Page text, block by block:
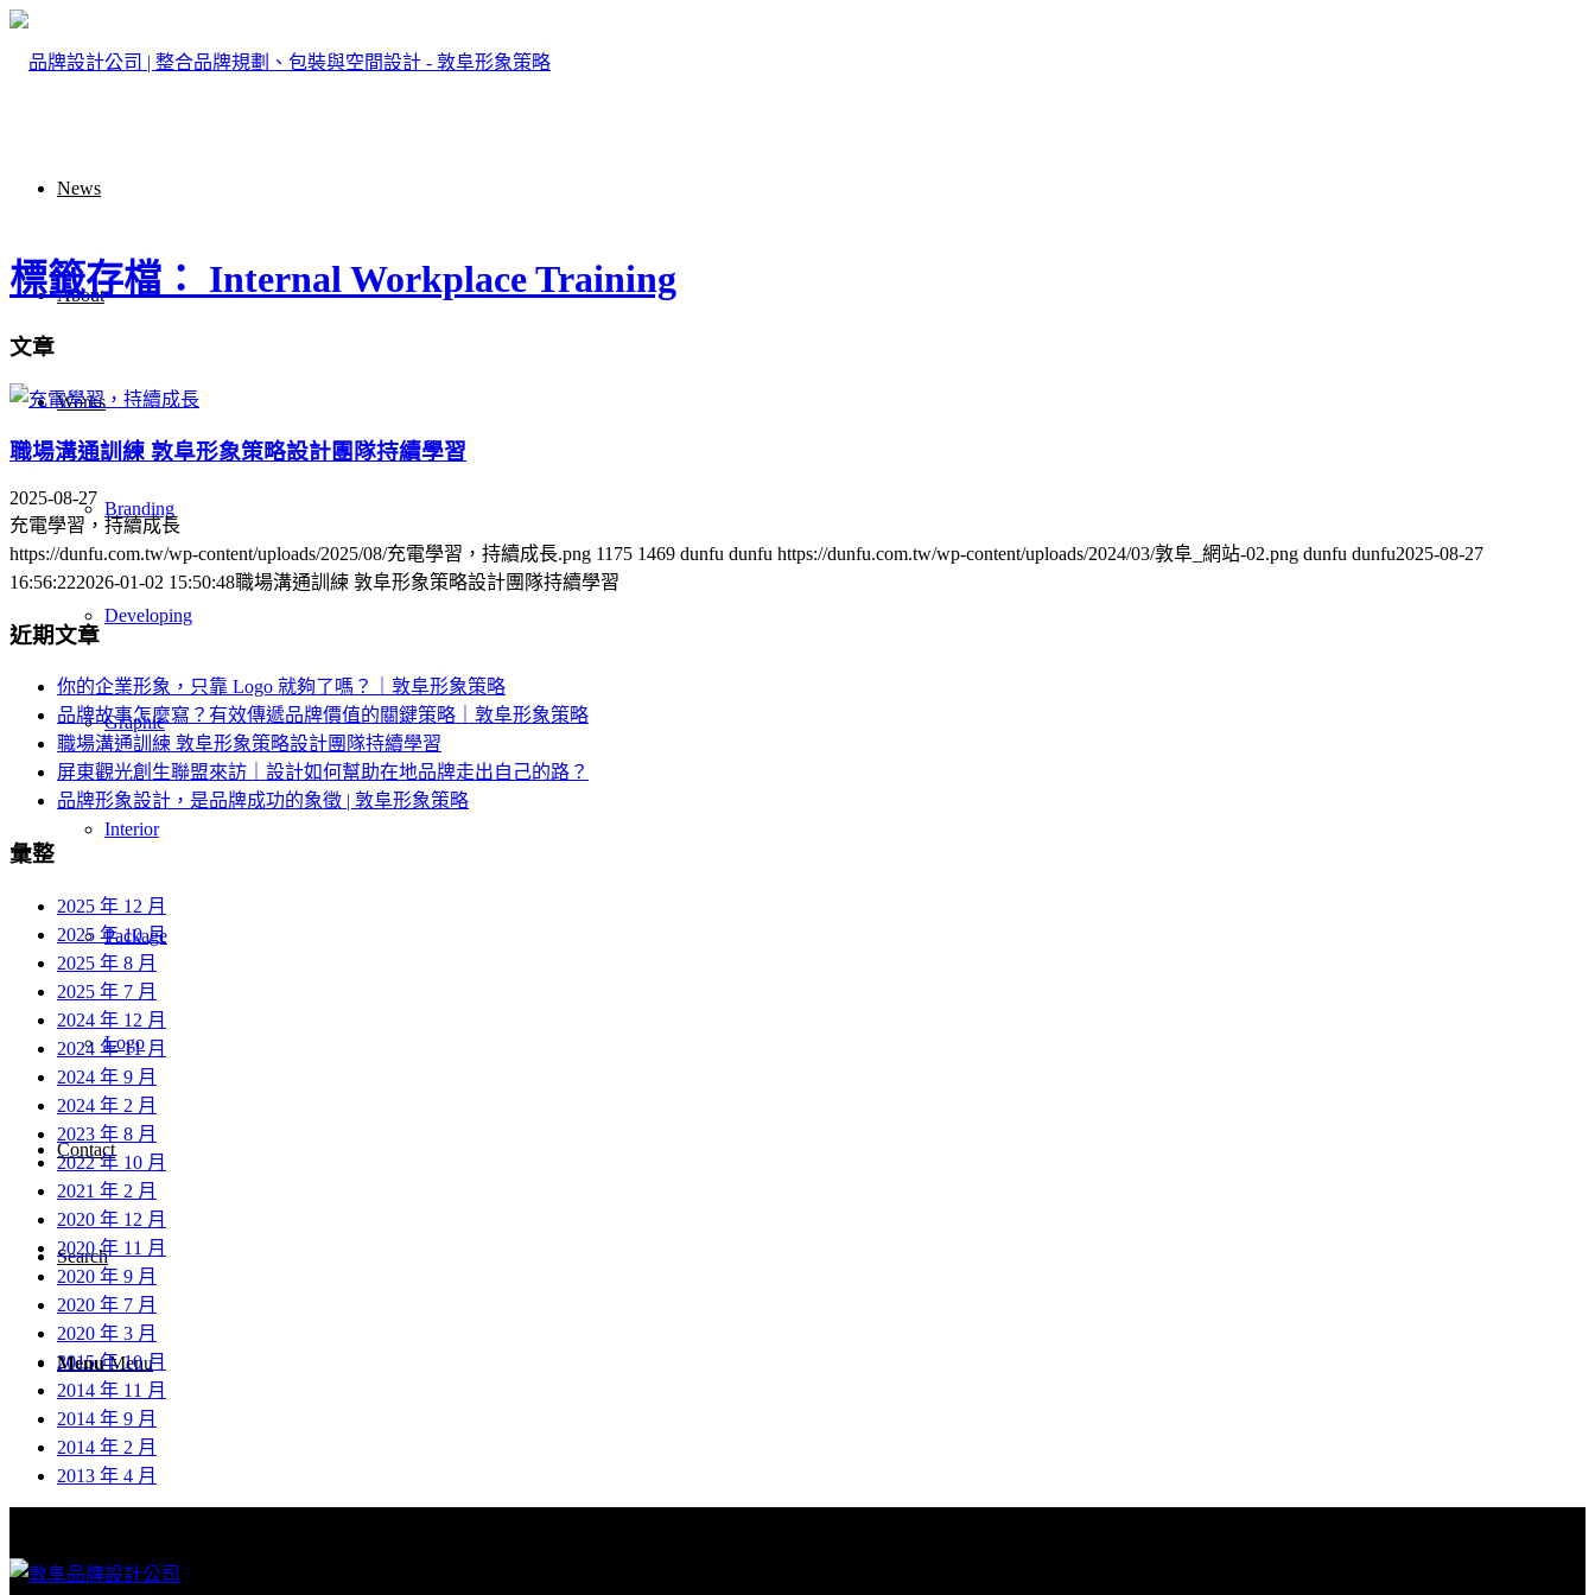
News
About
Works
Branding
Developing
Graphic
Interior
Package
Logo
Contact
Search
Menu Menu
標籤存檔： Internal Workplace Training
文章
職場溝通訓練 敦阜形象策略設計團隊持續學習
2025-08-27
充電學習，持續成長
https://dunfu.com.tw/wp-content/uploads/2025/08/充電學習，持續成長.png 1175 1469 dunfu dunfu https://dunfu.com.tw/wp-content/uploads/2024/03/敦阜_網站-02.png dunfu dunfu2025-08-27
16:56:222026-01-02 15:50:48職場溝通訓練 敦阜形象策略設計團隊持續學習
近期文章
你的企業形象，只靠 Logo 就夠了嗎？｜敦阜形象策略
品牌故事怎麼寫？有效傳遞品牌價值的關鍵策略｜敦阜形象策略
職場溝通訓練 敦阜形象策略設計團隊持續學習
屏東觀光創生聯盟來訪｜設計如何幫助在地品牌走出自己的路？
品牌形象設計，是品牌成功的象徵 | 敦阜形象策略
彙整
2025 年 12 月
2025 年 10 月
2025 年 8 月
2025 年 7 月
2024 年 12 月
2024 年 11 月
2024 年 9 月
2024 年 2 月
2023 年 8 月
2022 年 10 月
2021 年 2 月
2020 年 12 月
2020 年 11 月
2020 年 9 月
2020 年 7 月
2020 年 3 月
2015 年 10 月
2014 年 11 月
2014 年 9 月
2014 年 2 月
2013 年 4 月